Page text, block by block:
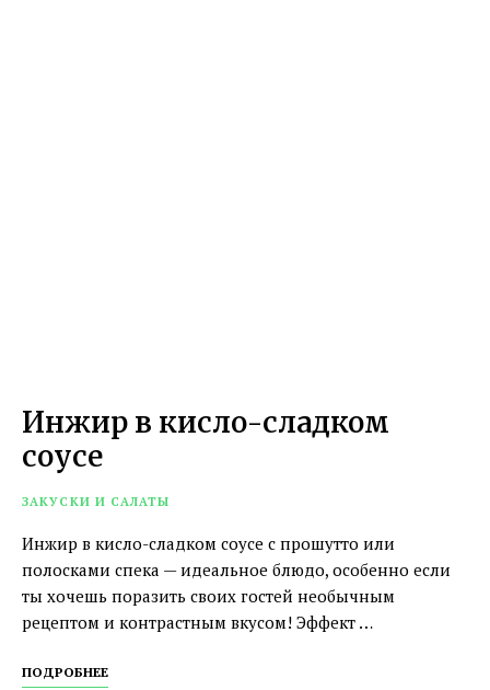
Инжир в кисло-сладком
соусе
ЗАКУСКИ И САЛАТЫ
Инжир в кисло-сладком соусе с прошутто или
полосками спека — идеальное блюдо, особенно если
ты хочешь поразить своих гостей необычным
рецептом и контрастным вкусом! Эффект …
ПОДРОБНЕЕ